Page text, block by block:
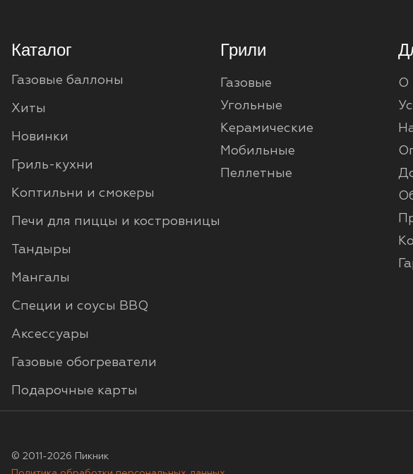
Каталог
Газовые баллоны
Хиты
Новинки
Гриль-кухни
Коптильни и смокеры
Печи для пиццы и костровницы
Тандыры
Мангалы
Специи и соусы BBQ
Аксессуары
Газовые обогреватели
Подарочные карты
Грили
Газовые
Угольные
Керамические
Мобильные
Пеллетные
О
© 2011-2026 Пикник